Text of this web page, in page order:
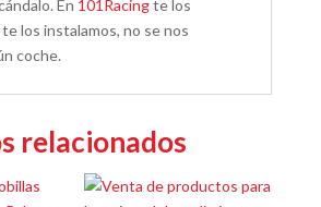
En 101Racingte los
los instalamos, no se nos
coche.
relacionados